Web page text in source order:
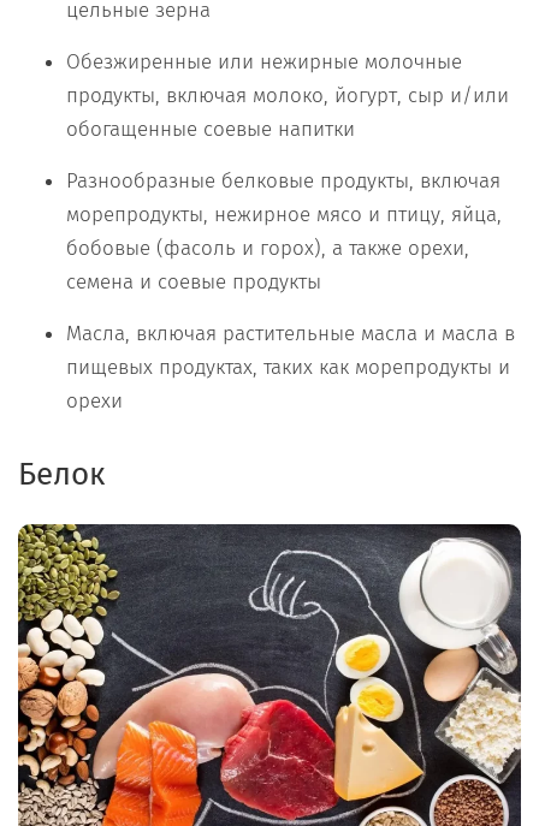
цельные зерна
Обезжиренные или нежирные молочные
продукты, включая молоко, йогурт, сыр и/или
обогащенные соевые напитки
Разнообразные белковые продукты, включая
морепродукты, нежирное мясо и птицу, яйца,
бобовые (фасоль и горох), а также орехи,
семена и соевые продукты
Масла, включая растительные масла и масла в
пищевых продуктах, таких как морепродукты и
орехи
Белок